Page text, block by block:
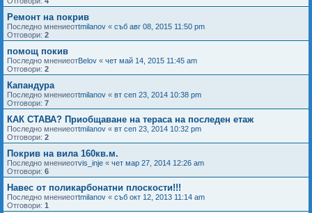
Ремонт на покрив
Последно мнениеотtmilanov « съб авг 08, 2015 11:50 pm
Отговори: 2
помощ покив
Последно мнениеотBelov « чет май 14, 2015 11:45 am
Отговори: 2
Капандура
Последно мнениеотtmilanov « вт сеп 23, 2014 10:38 pm
Отговори: 7
КАК СТАВА? Приобщаване на тераса на последен етаж
Последно мнениеотtmilanov « вт сеп 23, 2014 10:32 pm
Отговори: 2
Покрив на вила 160кв.м.
Последно мнениеотvis_inje « чет мар 27, 2014 12:26 am
Отговори: 6
Навес от поликарбонатни плоскости!!!
Последно мнениеотtmilanov « съб окт 12, 2013 11:14 am
Отговори: 1